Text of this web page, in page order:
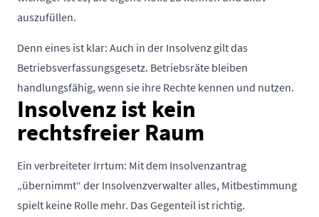
auszufüllen.
Denn eines ist klar: Auch in der Insolvenz gilt das
Betriebsverfassungsgesetz. Betriebsräte bleiben
handlungsfähig, wenn sie ihre Rechte kennen und nutzen.
Insolvenz ist kein
rechtsfreier Raum
Ein verbreiteter Irrtum: Mit dem Insolvenzantrag
„übernimmt“ der Insolvenzverwalter alles, Mitbestimmung
spielt keine Rolle mehr. Das Gegenteil ist richtig.